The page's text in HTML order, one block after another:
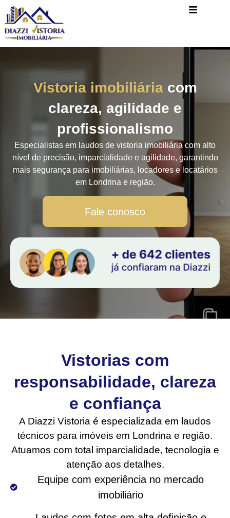
Vistoria imobiliáriacom
clareza, agilidade e
profissionalismo
Especialistas em laudos de vistoria imobiliária com alto
nível de precisão, imparcialidade e agilidade, garantindo
mais segurança para imobiliárias, locadores e locatários
em Londrina e região.
Fale conosco
Vistorias com
responsabilidade, clareza
e confiança
A Diazzi Vistoria é especializada em laudos
técnicos para imóveis em Londrina e região.
Atuamos com total imparcialidade, tecnologia e
atenção aos detalhes.
imobiliário